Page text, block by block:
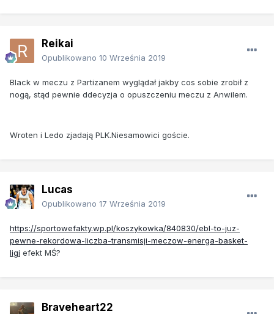
Reikai
Opublikowano 10 Września 2019
Black w meczu z Partizanem wyglądał jakby cos sobie zrobił z
nogą, stąd pewnie ddecyzja o opuszczeniu meczu z Anwilem.
Wroten i Ledo zjadają PLK.Niesamowici goście.
Lucas
Opublikowano 17 Września 2019
https://sportowefakty.wp.pl/koszykowka/840830/ebl-to-juz-
pewne-rekordowa-liczba-transmisji-meczow-energa-basket-
ligi efekt MŚ?
Braveheart22